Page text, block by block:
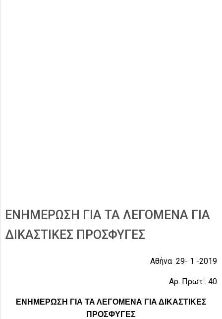
ΕΝΗΜΕΡΩΣΗ ΓΙΑ ΤΑ ΛΕΓΟΜΕΝΑ ΓΙΑ
ΔΙΚΑΣΤΙΚΕΣ ΠΡΟΣΦΥΓΕΣ
Αθήνα 29- 1 -2019
Αρ. Πρωτ.: 40
ΕΝΗΜΕΡΩΣΗ ΓΙΑ ΤΑ ΛΕΓΟΜΕΝΑ ΓΙΑ ΔΙΚΑΣΤΙΚΕΣ
ΠΡΟΣΦΥΓΕΣ